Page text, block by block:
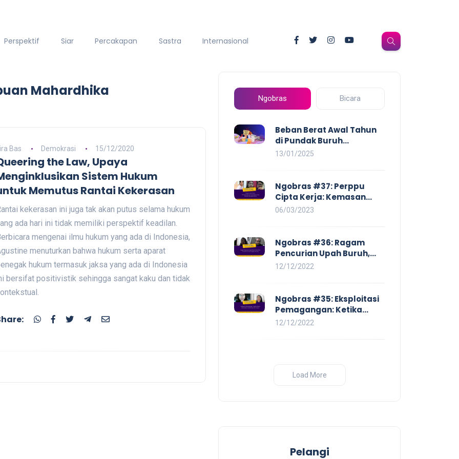
Perspektif Siar Percakapan Sastra Internasional
Mahardhika
Bas Demokrasi 15/12/2020
the Law, Upaya
Sistem Hukum
Memutus Rantai Kekerasan
kekerasan ini juga tak akan putus selama hukum
ada hari ini tidak memiliki perspektif keadilan.
mengenai ilmu hukum yang ada di Indonesia,
menuturkan bahwa hukum serta aparat
hukum termasuk jaksa yang ada di Indonesia
bersifat positivistik sehingga sangat kaku dan tidak
Ngobras Bicara
Beban Berat Awal Tahun
di Pundak Buruh
Perempuan: Kenaikan
Membayangi dan
Eksploitasi di Dunia Kerja
13/01/2025
Ngobras #37: Perppu
Cipta Kerja: Kemasan
Baru UU Cipta Kerja yang
06/03/2023
Ngobras #36: Ragam
Pencurian Upah Buruh,
Mulai Dari No Work No Pay
12/12/2022
Ngobras #35: Eksploitasi
Pemagangan: Ketika
Instituasi Pendidikan
12/12/2022
Load More
Pelangi